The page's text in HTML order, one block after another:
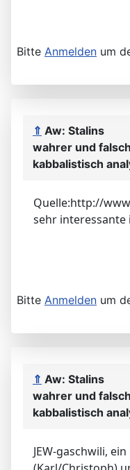
Bitte Anmelden um
⇑ Aw: Stalins
wahrer und
kabbalistisch
Quelle:http://
sehr
Bitte Anmelden um
⇑ Aw: Stalins
wahrer und
kabbalistisch
JEW-gaschwili,